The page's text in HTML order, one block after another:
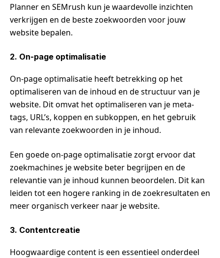
Planner en SEMrush kun je waardevolle inzichten
verkrijgen en de beste zoekwoorden voor jouw
website bepalen.
2. On-page optimalisatie
On-page optimalisatie heeft betrekking op het
optimaliseren van de inhoud en de structuur van je
website. Dit omvat het optimaliseren van je meta-
tags, URL’s, koppen en subkoppen, en het gebruik
van relevante zoekwoorden in je inhoud.
Een goede on-page optimalisatie zorgt ervoor dat
zoekmachines je website beter begrijpen en de
relevantie van je inhoud kunnen beoordelen. Dit kan
leiden tot een hogere ranking in de zoekresultaten en
meer organisch verkeer naar je website.
3. Contentcreatie
Hoogwaardige content is een essentieel onderdeel